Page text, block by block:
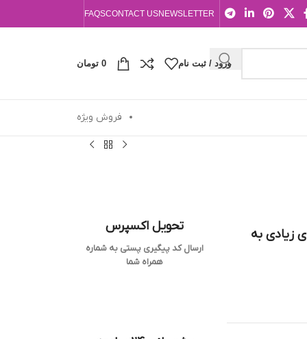
NEWSLETTER
CONTACT US
FAQS
ورود / ثبت نام 0 تومان
فروش ویژه
زیادی به
تحویل اکسپرس
ارسال کد پیگیری پستی به شماره
همراه شما